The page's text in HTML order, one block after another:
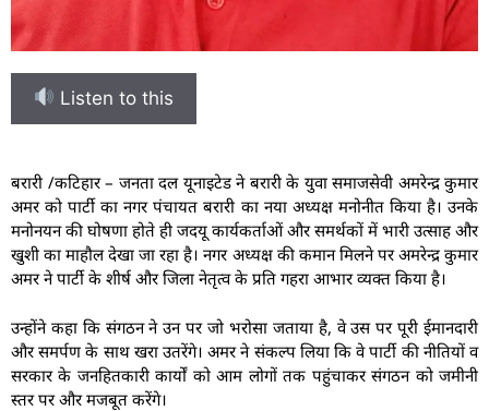
Listen to this
बरारी /कटिहार – जनता दल यूनाइटेड ने बरारी के युवा समाजसेवी अमरेन्द्र कुमार
अमर को पार्टी का नगर पंचायत बरारी का नया अध्यक्ष मनोनीत किया है। उनके
मनोनयन की घोषणा होते ही जदयू कार्यकर्ताओं और समर्थकों में भारी उत्साह और
खुशी का माहौल देखा जा रहा है। नगर अध्यक्ष की कमान मिलने पर अमरेन्द्र कुमार
अमर ने पार्टी के शीर्ष और जिला नेतृत्व के प्रति गहरा आभार व्यक्त किया है।
उन्होंने कहा कि संगठन ने उन पर जो भरोसा जताया है, वे उस पर पूरी ईमानदारी
और समर्पण के साथ खरा उतरेंगे। अमर ने संकल्प लिया कि वे पार्टी की नीतियों व
सरकार के जनहितकारी कार्यों को आम लोगों तक पहुंचाकर संगठन को जमीनी
स्तर पर और मजबूत करेंगे।